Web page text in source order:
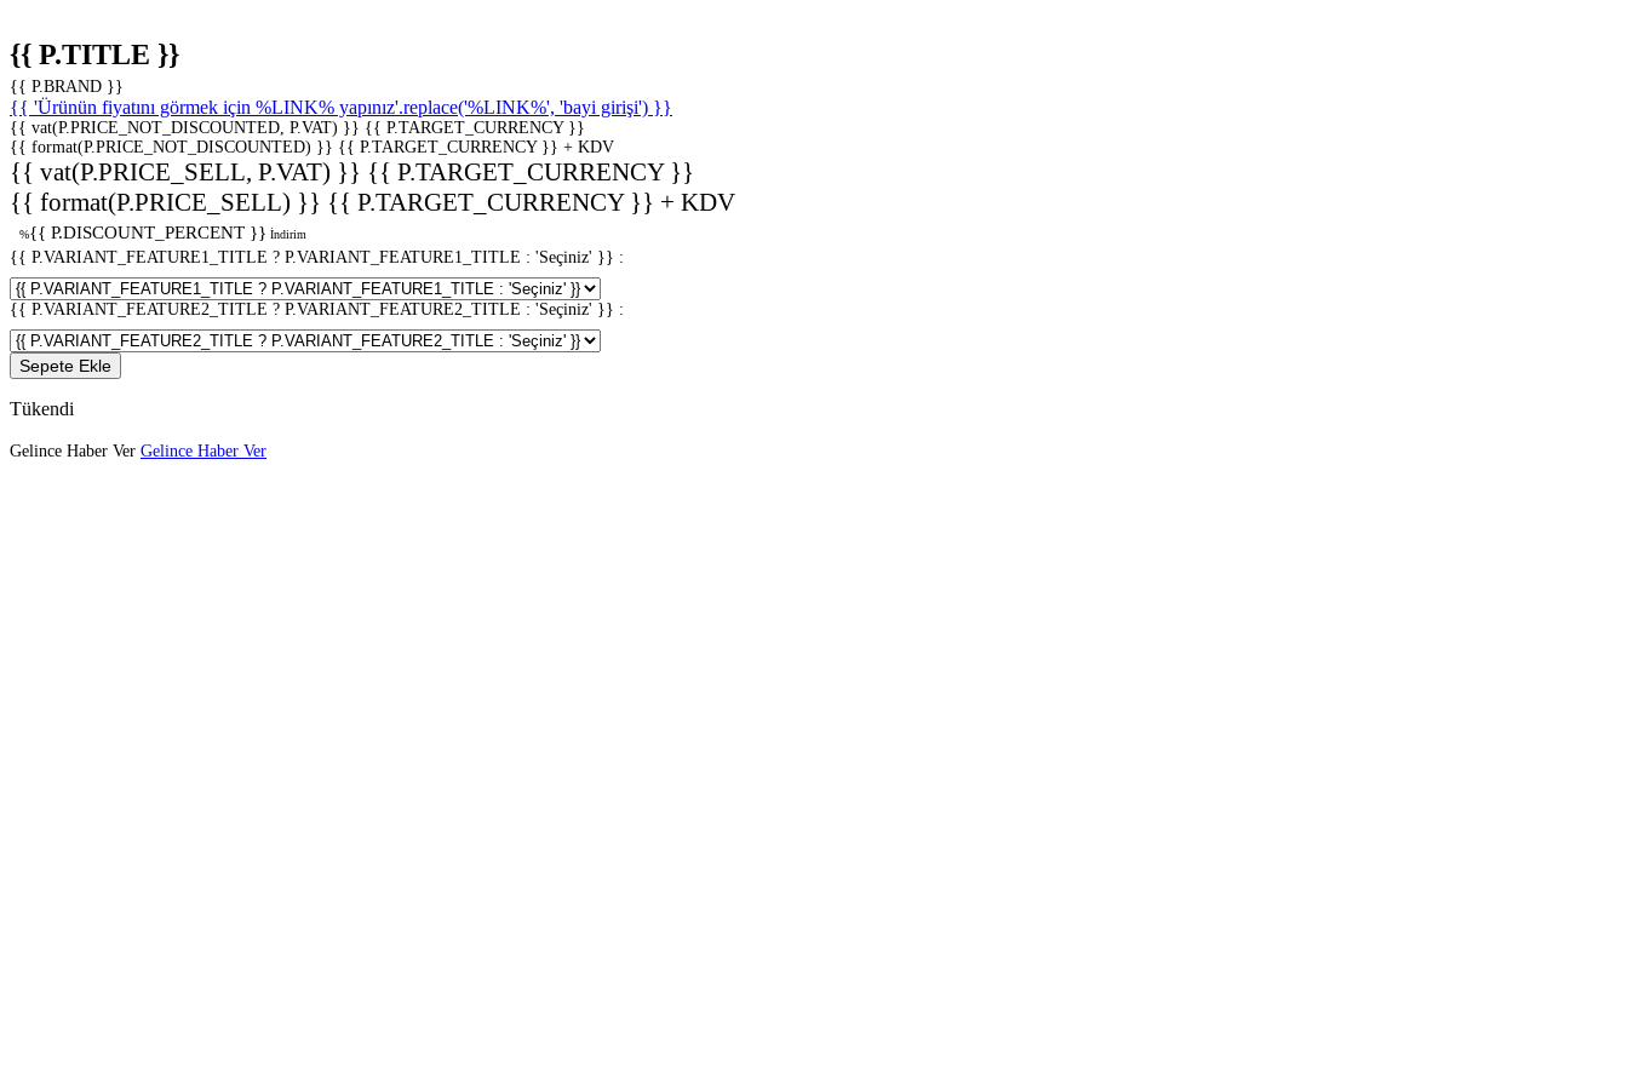
{{ P.TITLE }}
{{ P.BRAND }}
{{ 'Ürünün fiyatını görmek için %LINK% yapınız'.replace('%LINK%', 'bayi girişi') }}
{{ vat(P.PRICE_NOT_DISCOUNTED, P.VAT) }} {{ P.TARGET_CURRENCY }}
{{ format(P.PRICE_NOT_DISCOUNTED) }} {{ P.TARGET_CURRENCY }} + KDV
{{ vat(P.PRICE_SELL, P.VAT) }} {{ P.TARGET_CURRENCY }}
{{ format(P.PRICE_SELL) }} {{ P.TARGET_CURRENCY }} + KDV
%{{ P.DISCOUNT_PERCENT }} İndirim
{{ P.VARIANT_FEATURE1_TITLE ? P.VARIANT_FEATURE1_TITLE : 'Seçiniz' }} :
{{ P.VARIANT_FEATURE2_TITLE ? P.VARIANT_FEATURE2_TITLE : 'Seçiniz' }} :
Sepete Ekle
Tükendi
Gelince Haber Ver Gelince Haber Ver